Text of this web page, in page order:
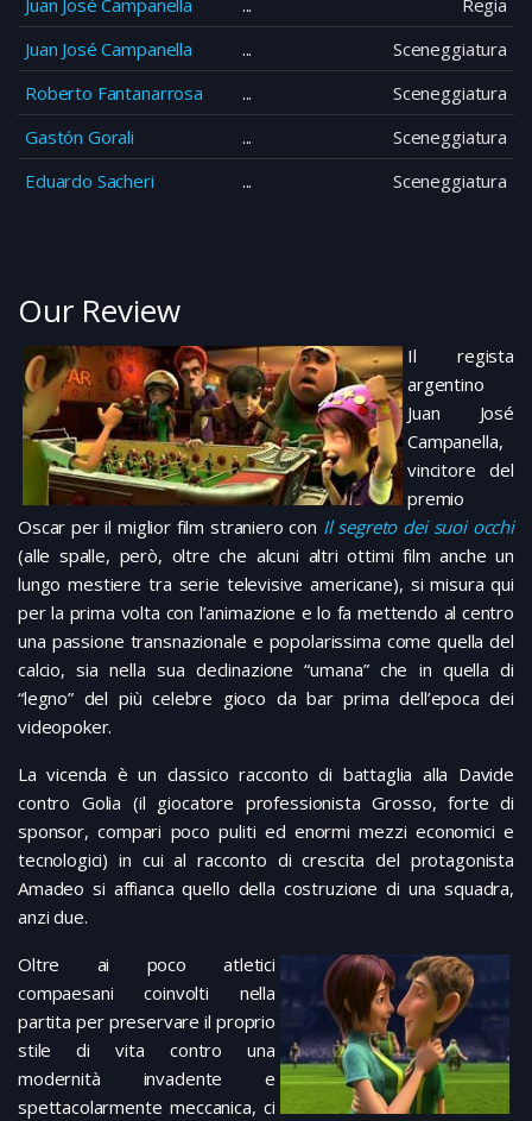
Juan José Campanella
Regia
Juan José Campanella
Sceneggiatura
Roberto Fantanarrosa
Sceneggiatura
Gastón Gorali
Sceneggiatura
Eduardo Sacheri
Sceneggiatura
Our Review
Il regista
argentino
Juan José
Campanella,
vincitore del
premio
Oscar per il miglior film straniero con Il segreto dei suoi occhi
(alle spalle, però, oltre che alcuni altri ottimi film anche un
lungo mestiere tra serie televisive americane), si misura qui
per la prima volta con l’animazione e lo fa mettendo al centro
una passione transnazionale e popolarissima come quella del
calcio, sia nella sua declinazione “umana” che in quella di
“legno” del più celebre gioco da bar prima dell’epoca dei
videopoker.
La vicenda è un classico racconto di battaglia alla Davide
contro Golia (il giocatore professionista Grosso, forte di
sponsor, compari poco puliti ed enormi mezzi economici e
tecnologici) in cui al racconto di crescita del protagonista
Amadeo si affianca quello della costruzione di una squadra,
anzi due.
Oltre ai poco atletici
compaesani coinvolti nella
partita per preservare il proprio
stile di vita contro una
modernità invadente e
spettacolarmente meccanica, ci